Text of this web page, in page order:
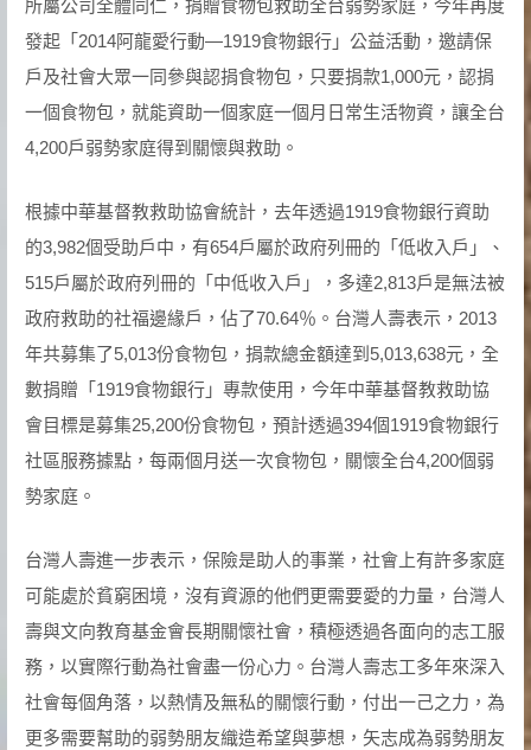
所屬公司全體同仁，捐贈食物包救助全台弱勢家庭，今年再度
發起「2014阿龍愛行動—1919食物銀行」公益活動，邀請保
戶及社會大眾一同參與認捐食物包，只要捐款1,000元，認捐
一個食物包，就能資助一個家庭一個月日常生活物資，讓全台
4,200戶弱勢家庭得到關懷與救助。
根據中華基督教救助協會統計，去年透過1919食物銀行資助
的3,982個受助戶中，有654戶屬於政府列冊的「低收入戶」、
515戶屬於政府列冊的「中低收入戶」，多達2,813戶是無法被
政府救助的社福邊緣戶，佔了70.64％。台灣人壽表示，2013
年共募集了5,013份食物包，捐款總金額達到5,013,638元，全
數捐贈「1919食物銀行」專款使用，今年中華基督教救助協
會目標是募集25,200份食物包，預計透過394個1919食物銀行
社區服務據點，每兩個月送一次食物包，關懷全台4,200個弱
勢家庭。
台灣人壽進一步表示，保險是助人的事業，社會上有許多家庭
可能處於貧窮困境，沒有資源的他們更需要愛的力量，台灣人
壽與文向教育基金會長期關懷社會，積極透過各面向的志工服
務，以實際行動為社會盡一份心力。台灣人壽志工多年來深入
社會每個角落，以熱情及無私的關懷行動，付出一己之力，為
更多需要幫助的弱勢朋友織造希望與夢想，矢志成為弱勢朋友